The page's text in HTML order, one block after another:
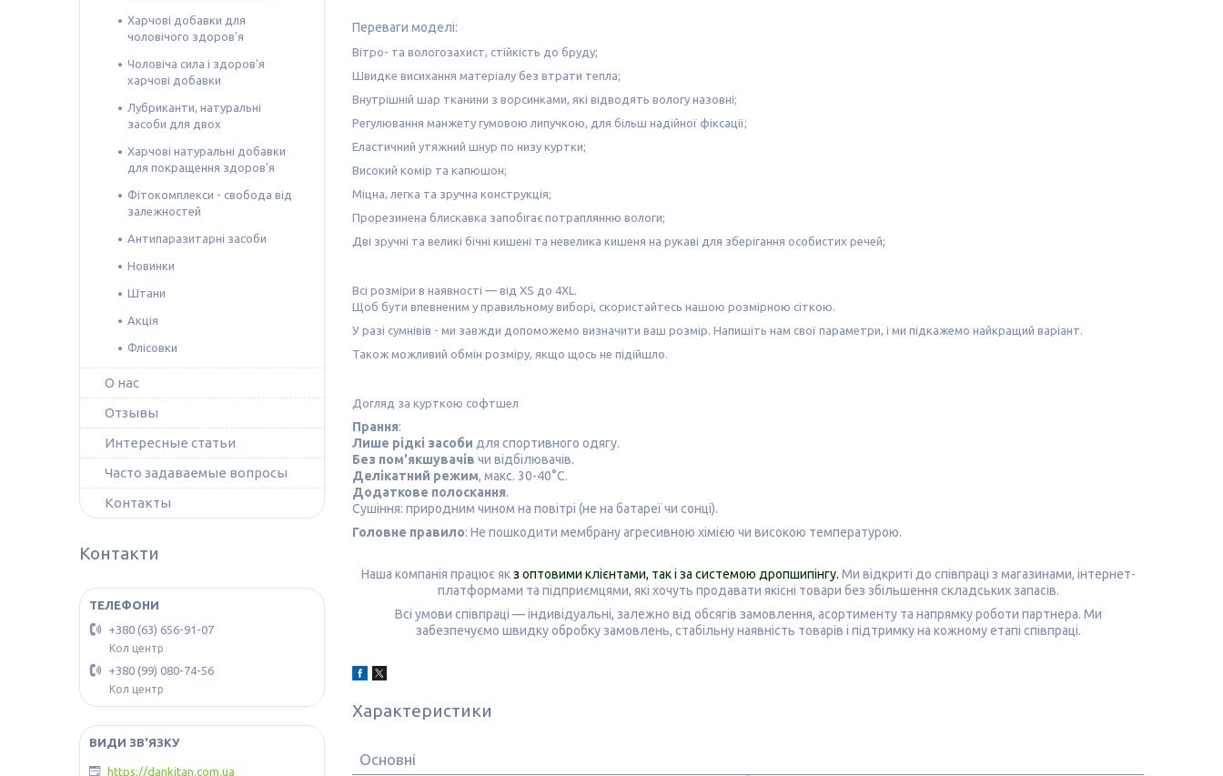
Переваги моделі:
Вітро- та вологозахист, стійкість до бруду;
Швидке висихання матеріалу без втрати тепла;
Внутрішній шар тканини з ворсинками, які відводять вологу назовні;
Регулювання манжету гумовою липучкою, для більш надійної фіксації;
Еластичний утяжний шнур по низу куртки;
Високий комір та капюшон;
Міцна, легка та зручна конструкція;
Прорезинена блискавка запобігає потраплянню вологи;
Дві зручні та великі бічні кишені та невелика кишеня на рукаві для зберігання особистих речей;
Всі розміри в наявності — від XS до 4XL.
Щоб бути впевненим у правильному виборі, скористайтесь нашою розмірною сіткою.
У разі сумнівів - ми завжди допоможемо визначити ваш розмір. Напишіть нам свої параметри, і ми підкажемо найкращий варіант.
Також можливий обмін розміру, якщо щось не підійшло.
Догляд за курткою софтшел
Прання:
Лише рідкі засоби для спортивного одягу.
Без пом'якшувачів чи відбілювачів.
Делікатний режим, макс. 30-40°C.
Додаткове полоскання.
Сушіння: природним чином на повітрі (не на батареї чи сонці).
Головне правило: Не пошкодити мембрану агресивною хімією чи високою температурою.
Наша компанія працює якз оптовими клієнтами, так і за системою дропшипінгу. Ми відкриті до співпраці з магазинами, інтернет-
платформами та підприємцями, які хочуть продавати якісні товари без збільшення складських запасів.
Всі умови співпраці — індивідуальні, залежно від обсягів замовлення, асортименту та напрямку роботи партнера. Ми
забезпечуємо швидку обробку замовлень, стабільну наявність товарів і підтримку на кожному етапі співпраці.
Характеристики
Основні
Харчові добавки для
чоловічого здоров'я
Чоловіча сила і здоров'я
харчові добавки
Лубриканти, натуральні
засоби для двох
Харчові натуральні добавки
для покращення здоров'я
Фітокомплекси - свобода від
залежностей
Антипаразитарні засоби
Новинки
Штани
Акція
Флісовки
О нас
Отзывы
Интересные статьи
Часто задаваемые вопросы
Контакты
Контакти
+380 (63) 656-91-07
Кол центр
+380 (99) 080-74-56
Кол центр
https://dankitan.com.ua